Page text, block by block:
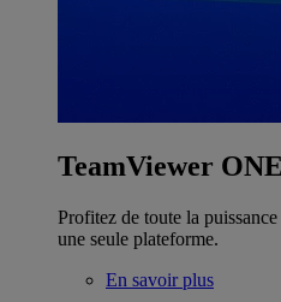
TeamViewer ONE
Profitez de toute la
une seule plateforme.
En savoir plus